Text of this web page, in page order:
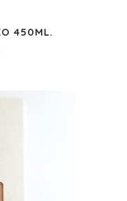
450ML.